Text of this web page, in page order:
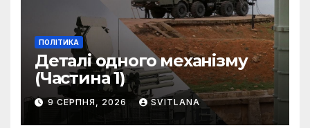
ПОЛІТИКА
Деталі одного механізму
(Частина 1)
9 СЕРПНЯ, 2026 SVITLANA